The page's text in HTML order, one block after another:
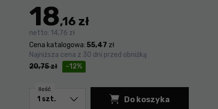
18,16 zł
netto: 14,76 zł
Cena katalogowa: 55,47 zł
-12%
Najniższa cena z 30 dni przed obniżką
20,75zł
Ilość
Do koszyka
Szczypce